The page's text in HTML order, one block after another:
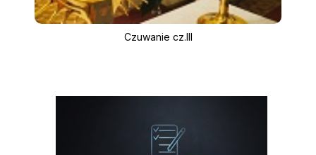
Czuwanie cz.III